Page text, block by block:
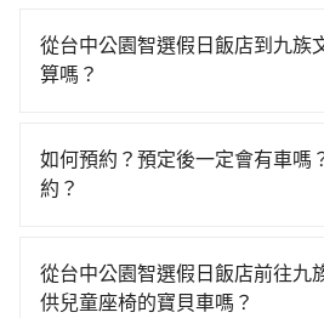
時不需要閉目養神（因為要自己
當天就要來回，那在台中路邊可
公園智選假日飯店到九族文化村
$1,100~1,650（金額差異來自於
能的罰單都需自付。再者，和運
車型，如Toyota Yaris、Prius C
從台中公園智選假日飯店到九族
算嗎？
灣大車隊、Uber、Line Taxi、
到車，也可考慮打電話至台中公
元間，若改選tripool的專車服務
考慮到回程，南投縣僅有合法計
如何預約？預定後一定會有車嗎
約？
車接送服務，可直接線上輸入上
內即可查到真實價格，照著步驟
從台中公園智選假日飯店前往九
供兒童座椅的寶貝車嗎？